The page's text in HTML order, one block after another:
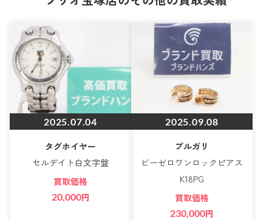
2025.07.04
タグホイヤー
セルデイト白文字盤
買取価格
20,000円
2025.09.08
ブルガリ
ビーゼロワンロックピアス
K18PG
買取価格
230,000円